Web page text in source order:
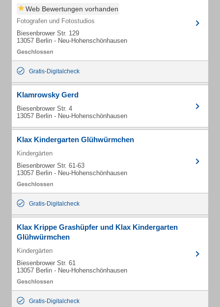
Web Bewertungen vorhanden
Fotografen und Fotostudios
Biesenbrower Str. 129
13057 Berlin - Neu-Hohenschönhausen
Gratis-Digitalcheck
Klamrowsky Gerd
Biesenbrower Str. 4
13057 Berlin - Neu-Hohenschönhausen
Klax Kindergarten Glühwürmchen
Kindergärten
Biesenbrower Str. 61-63
13057 Berlin - Neu-Hohenschönhausen
Gratis-Digitalcheck
Klax Krippe Grashüpfer und Klax Kindergarten
Glühwürmchen
Kindergärten
Biesenbrower Str. 61
13057 Berlin - Neu-Hohenschönhausen
Gratis-Digitalcheck